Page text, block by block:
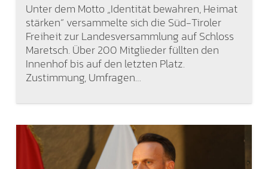
Unter dem Motto „Identität bewahren, Heimat
stärken“ versammelte sich die Süd-Tiroler
Freiheit zur Landesversammlung auf Schloss
Maretsch. Über 200 Mitglieder füllten den
Innenhof bis auf den letzten Platz.
Zustimmung, Umfragen…